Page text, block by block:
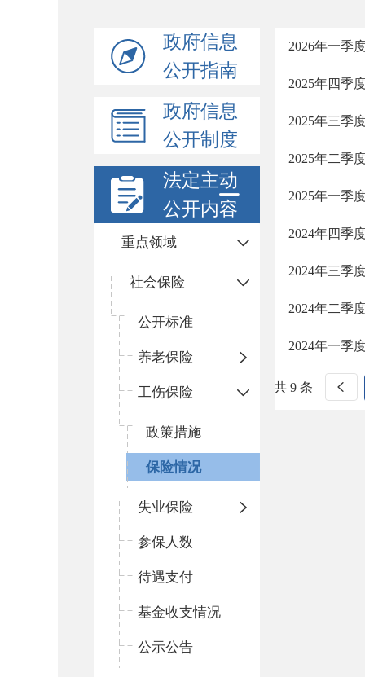
政府信息
公开指南
政府信息
公开制度
法定主动
公开内容
重点领域
社会保险
公开标准
养老保险
工伤保险
政策措施
保险情况
失业保险
参保人数
待遇支付
基金收支情况
公示公告
2026年一季
2025年四季
2025年三季
2025年二季
2025年一季
2024年四季
2024年三季
2024年二季
2024年一季
共 9 条